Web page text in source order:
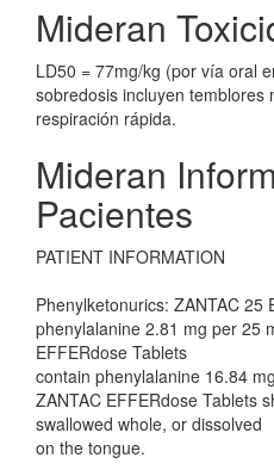
Mideran
LD50 = 77mg/kg (por vía oral
sobredosis incluyen temblores
respiración rápida.
Mideran
Pacientes
PATIENT INFORMATION
Phenylketonurics: ZANTAC 25
phenylalanine 2.81 mg per 25
EFFERdose Tablets
contain phenylalanine 16.84
ZANTAC EFFERdose Tablets
swallowed whole, or dissolved
on the tongue.